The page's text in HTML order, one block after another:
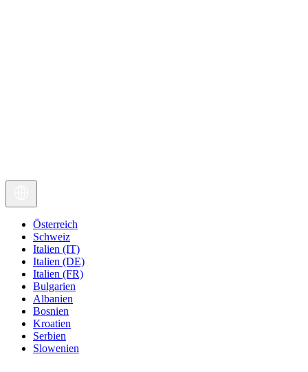
Österreich
Schweiz
Italien (IT)
Italien (DE)
Italien (FR)
Bulgarien
Albanien
Bosnien
Kroatien
Serbien
Slowenien